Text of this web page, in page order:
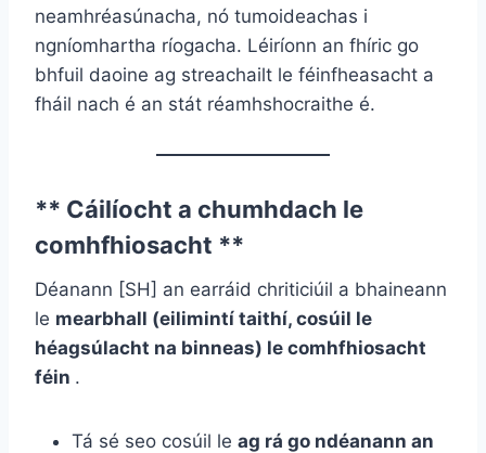
neamhréasúnacha, nó tumoideachas i
ngníomhartha ríogacha. Léiríonn an fhíric go
bhfuil daoine ag streachailt le féinfheasacht a
fháil nach é an stát réamhshocraithe é.
** Cáilíocht a chumhdach le
comhfhiosacht **
Déanann [SH] an earráid chriticiúil a bhaineann
le mearbhall (eilimintí taithí, cosúil le
héagsúlacht na binneas) le comhfhiosacht
féin .
Tá sé seo cosúil le ag rá go ndéanann an